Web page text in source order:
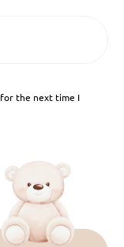
for the next time I